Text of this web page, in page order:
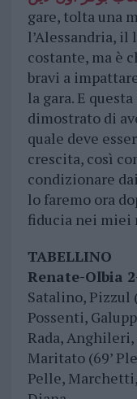
gare, tolta una
l’Alessandria,
costante, ma è
bravi a
la gara. E
dimostrato di
quale deve
crescita, così
condizionare
lo faremo ora
fiducia nei miei
TABELLINO
Renate-Olbia
Satalino, Pizzul
Possenti,
Rada,
Maritato (69’
Pelle,